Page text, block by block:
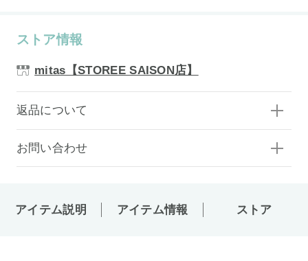
ストア情報
mitas【STOREE SAISON店】
返品について
お問い合わせ
アイテム説明 アイテム情報 ストア